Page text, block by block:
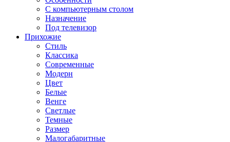
С компьютерным столом
Назначение
Под телевизор
Прихожие
Стиль
Классика
Современные
Модерн
Цвет
Белые
Венге
Светлые
Темные
Размер
Малогабаритные